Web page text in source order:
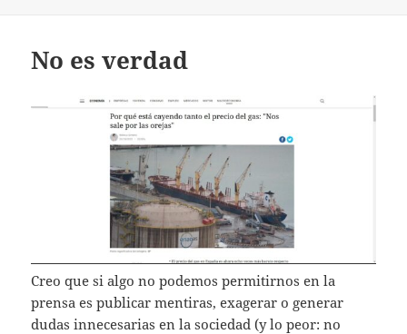
No es verdad
Creo que si algo no podemos permitirnos en la
prensa es publicar mentiras, exagerar o generar
dudas innecesarias en la sociedad (y lo peor: no